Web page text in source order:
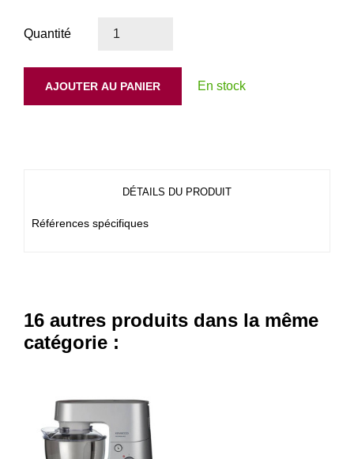
Quantité
AJOUTER AU PANIER En stock
DÉTAILS DU PRODUIT
Références spécifiques
16 autres produits dans la même
catégorie :